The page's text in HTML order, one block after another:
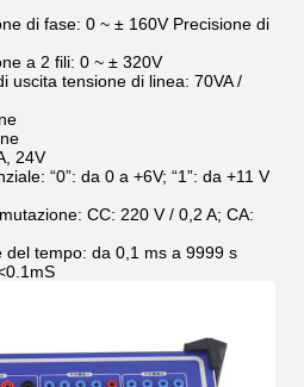
di fase: 0 ~ ± 160V Precisione di
a 2 fili: 0 ~ ± 320V
uscita tensione di linea: 70VA /
24V
“0”: da 0 a +6V; “1”: da +11 V
CC: 220 V / 0,2 A; CA:
tempo: da 0,1 ms a 9999 s